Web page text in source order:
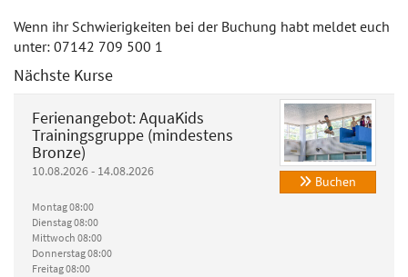
Wenn ihr Schwierigkeiten bei der Buchung habt meldet euch
unter: 07142 709 500 1
Nächste Kurse
Ferienangebot: AquaKids
Trainingsgruppe (mindestens
Bronze)
10.08.2026 - 14.08.2026
Montag 08:00
Dienstag 08:00
Mittwoch 08:00
Donnerstag 08:00
Freitag 08:00
Buchen